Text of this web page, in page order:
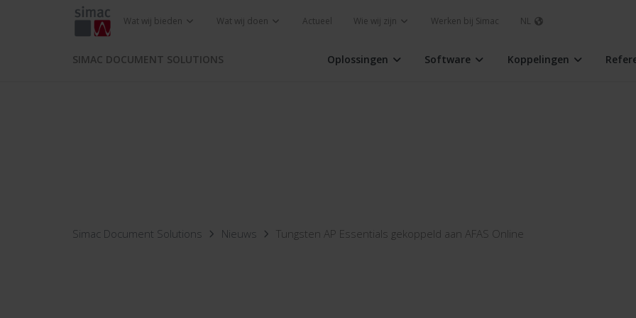
Wat wij bieden Wat wij doen Actueel Wie wij zijn Werken bij Simac NL
SIMAC DOCUMENT SOLUTIONS Oplossingen Software Koppelingen
Simac Document Solutions Nieuws Tungsten AP Essentials gekoppeld aan AFAS Online